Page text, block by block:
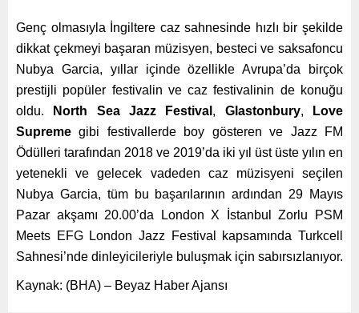
Genç olmasıyla İngiltere caz sahnesinde hızlı bir şekilde
dikkat çekmeyi başaran müzisyen, besteci ve saksafoncu
Nubya Garcia, yıllar içinde özellikle Avrupa’da birçok
prestijli popüler festivalin ve caz festivalinin de konuğu
oldu.
North Sea Jazz Festival , Glastonbury,
Love
Supreme gibi festivallerde boy gösteren ve Jazz FM
Ödülleri tarafından 2018 ve 2019’da iki yıl üst üste yılın en
yetenekli ve gelecek vadeden caz müzisyeni seçilen
Nubya Garcia, tüm bu başarılarının ardından 29 Mayıs
Pazar akşamı 20.00’da London X İstanbul Zorlu PSM
Meets EFG London Jazz Festival kapsamında Turkcell
Sahnesi’nde dinleyicileriyle buluşmak için sabırsızlanıyor.
Kaynak: (BHA) – Beyaz Haber Ajansı